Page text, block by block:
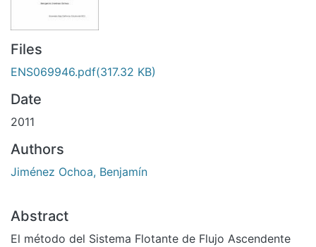
Files
ENS069946.pdf(317.32 KB)
Date
2011
Authors
Jiménez Ochoa, Benjamín
Abstract
El método del Sistema Flotante de Flujo Ascendente